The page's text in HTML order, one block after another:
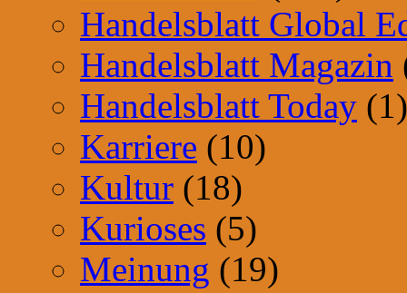
Handelsblatt Global
Handelsblatt Magazin
Handelsblatt Today (1)
Karriere (10)
Kultur (18)
Kurioses (5)
Meinung (19)